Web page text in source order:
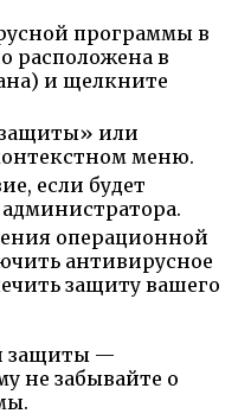
программы в
расположена в
и щелкните
или
меню.
если будет
администратора.
операционной
антивирусное
защиту вашего
защиты —
не забывайте о